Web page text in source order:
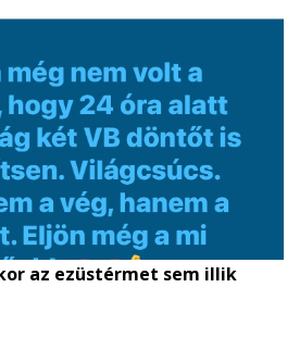
az ezüstérmet sem illik